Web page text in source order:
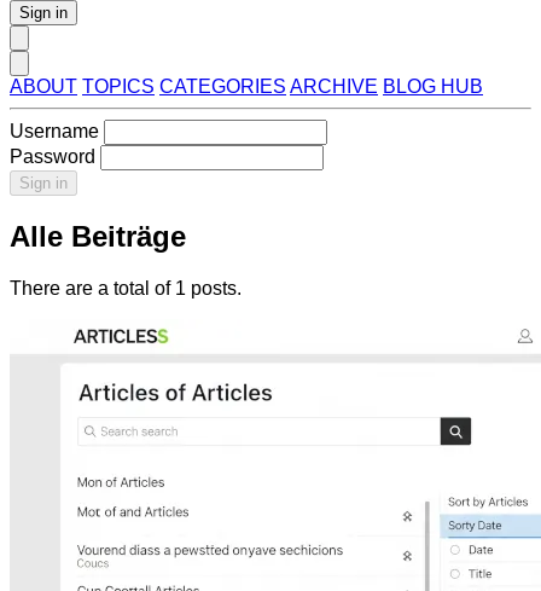
Sign in
ABOUT TOPICS CATEGORIES ARCHIVE BLOG HUB
Username
Password
Sign in
Alle Beiträge
There are a total of 1 posts.